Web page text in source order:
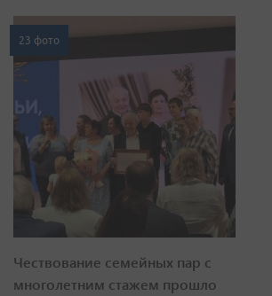
23 фото
Чествование семейных пар с
многолетним стажем прошло